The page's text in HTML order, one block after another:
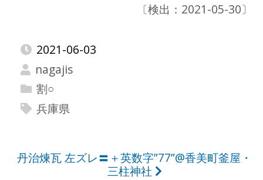
〔検出：2021-05-30〕
2021-06-03
nagajis
割○
兵庫県
投
丹治煉瓦 左ズレ〓＋英数字”77”@香美町釜屋・
三柱神社